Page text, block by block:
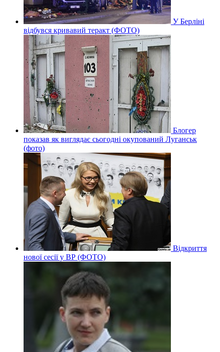
У Берліні
відбувся кривавий теракт (ФОТО)
Блогер
показав як виглядає сьогодні окупований Луганськ
(фото)
Відкриття
нової сесії у ВР (ФОТО)